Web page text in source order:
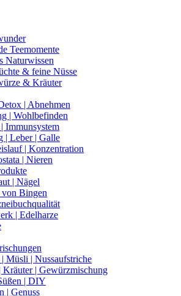
Teemomente
Naturwissen
& feine Nüsse
& Kräuter
| Abnehmen
| Wohlbefinden
Immunsystem
| Leber | Galle
| Konzentration
| Nieren
| Nägel
Bingen
| Edelharze
Müsli | Nussaufstriche
Kräuter | Gewürzmischung
| DIY
| Genuss